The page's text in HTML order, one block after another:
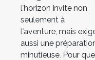
idéal pour
votre voilier
l'horizon invite non
seulement à
l'aventure, mais
aussi une
minutieuse. Pour que